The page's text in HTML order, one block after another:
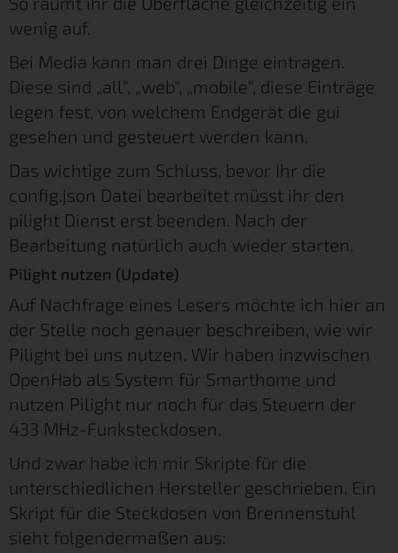
wenig auf.
Bei Media kann man drei Dinge eintragen.
Diese sind „all“, „web“, „mobile“, diese Einträge
legen fest, von welchem Endgerät die gui
gesehen und gesteuert werden kann.
Das wichtige zum Schluss, bevor Ihr die
config.json Datei bearbeitet müsst ihr den
pilight Dienst erst beenden. Nach der
Bearbeitung natürlich auch wieder starten.
Pilight nutzen (Update)
Auf Nachfrage eines Lesers möchte ich hier an
der Stelle noch genauer beschreiben, wie wir
Pilight bei uns nutzen. Wir haben inzwischen
OpenHab als System für Smarthome und
nutzen Pilight nur noch für das Steuern der
433 MHz-Funksteckdosen.
Und zwar habe ich mir Skripte für die
unterschiedlichen Hersteller geschrieben. Ein
Skript für die Steckdosen von Brennenstuhl
sieht folgendermaßen aus: